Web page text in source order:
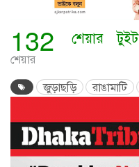
132
শেয়ার
শেয়ার টুইট
জুড়াছড়ি রাঙামাটি